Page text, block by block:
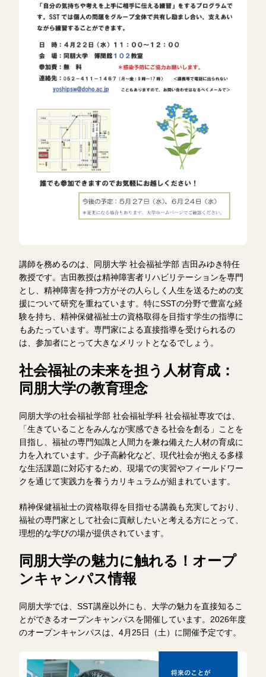
講師を務めるのは、同朋大学 社会福祉学部 吉田みゆき特任
教授です。吉田教授は精神障害者リハビリテーションを専門
とし、精神障害を持つ方がその人らしく人生を送るための支
援について研究を重ねています。特にSSTの分野で豊富な経
験を持ち、精神保健福祉士の資格取得を目指す学生の指導に
もあたっています。専門家による直接指導を受けられるの
は、参加者にとって大きなメリットとなるでしょう。
社会福祉の未来を担う人材育成：
同朋大学の教育理念
同朋大学の社会福祉学部 社会福祉学科 社会福祉専攻では、
「生きていることをみんなが実感できる社会を創る」ことを
目指し、福祉の専門知識と人間力を兼ね備えた人材の育成に
力を入れています。少子高齢化など、現代社会が抱える多様
な生活課題に対応するため、現場での実習やフィールドワー
クを通じて実践力を養うカリキュラムが組まれています。
精神保健福祉士の資格取得を目指せる講義も充実しており、
福祉の専門家として社会に貢献したいと考える方にとって、
理想的な学びの場が提供されています。
同朋大学の魅力に触れる！オープ
ンキャンパス情報
同朋大学では、SST講座以外にも、大学の魅力を直接知るこ
とができるオープンキャンパスを開催しています。2026年度
のオープンキャンパスは、4月25日（土）に開催予定です。